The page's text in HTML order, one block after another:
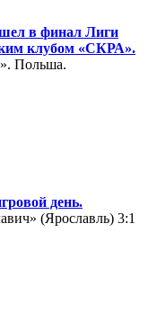
в финал Лиги
клубом «СКРА».
Польша.
день.
(Ярославль) 3:1